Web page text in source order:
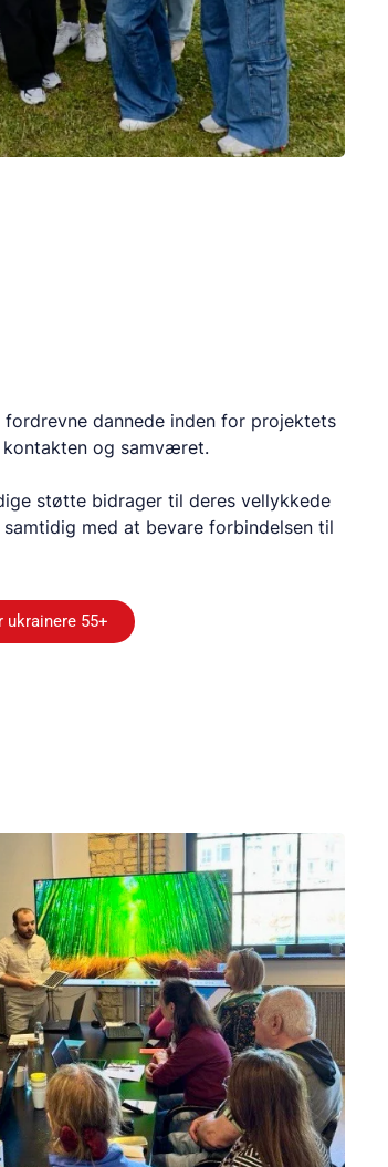
dannede inden for projektets
og samværet.
støtte bidrager til deres vellykkede
med at bevare forbindelsen til
ukrainere 55+